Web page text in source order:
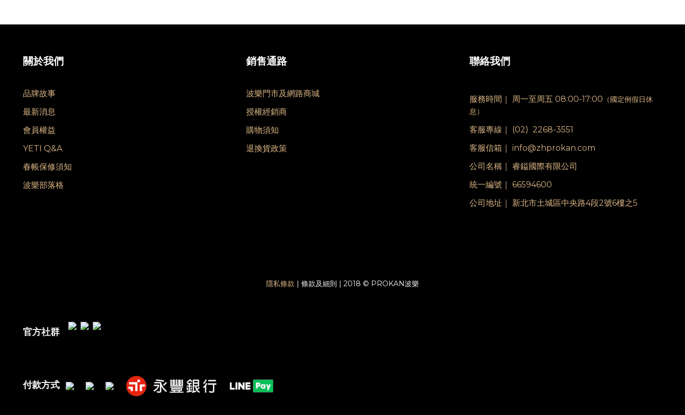
關於我們
品牌故事
最新消息
會員權益
YETI Q&A
春帳保修須知
波樂部落格
銷售通路
波樂門市及網路商城
授權經銷商
購物須知
退換貨政策
聯絡我們
服務時間｜ 周一至周五 08:00-17:00 （國定例假日休
息）
客服專線｜ (02) 2268-3551
客服信箱｜ info@zhprokan.com
公司名稱｜ 睿鎰國際有限公司
統一編號｜ 66594600
公司地址｜ 新北市土城區中央路4段2號6樓之5
隱私條款 | 條款及細則 | 2018 © PROKAN波樂
官方社群
付款方式